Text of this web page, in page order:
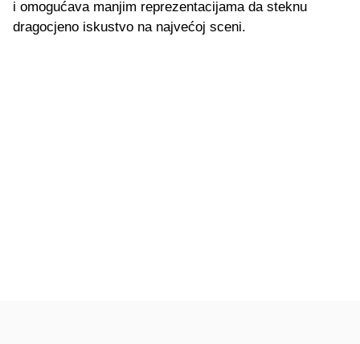
i omogućava manjim reprezentacijama da steknu
dragocjeno iskustvo na najvećoj sceni.